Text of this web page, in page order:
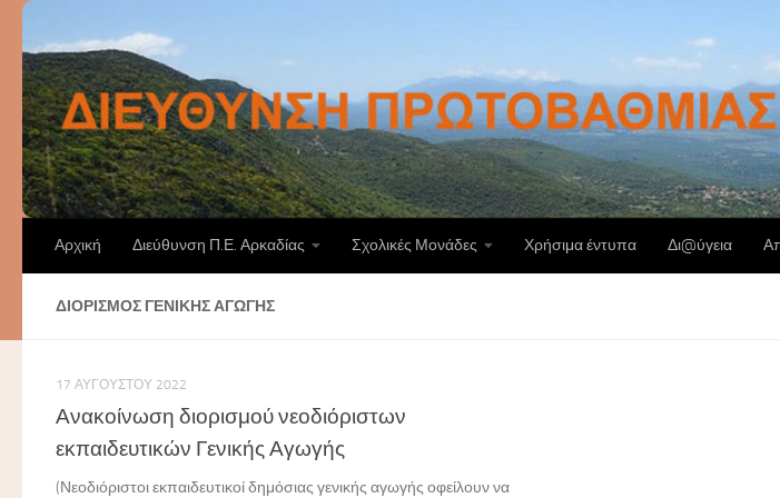
Αρχική Διεύθυνση Π.Ε. Αρκαδίας Σχολικές Μονάδες Χρήσιμα έντυπα Δι@ύγεια
ΔΙΟΡΙΣΜΌΣ ΓΕΝΙΚΉΣ ΑΓΩΓΉΣ
17 ΑΥΓΟΎΣΤΟΥ 2022
Ανακοίνωση διορισμού νεοδιόριστων
εκπαιδευτικών Γενικής Αγωγής
(Νεοδιόριστοι εκπαιδευτικοί δημόσιας γενικής αγωγής οφείλουν να